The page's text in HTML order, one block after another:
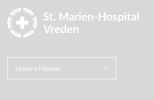
Unsere Häuser